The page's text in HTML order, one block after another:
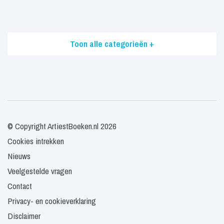
Toon alle categorieën +
© Copyright ArtiestBoeken.nl 2026
Cookies intrekken
Nieuws
Veelgestelde vragen
Contact
Privacy- en cookieverklaring
Disclaimer